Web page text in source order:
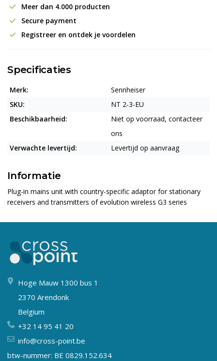
Meer dan 4.000 producten
Secure payment
Registreer en ontdek je voordelen
Specificaties
Merk:
Sennheiser
SKU:
NT 2-3-EU
Beschikbaarheid:
Niet op voorraad, contacteer
ons
Verwachte levertijd:
Levertijd op aanvraag
Informatie
Plug-in mains unit with country-specific adaptor for stationary
receivers and transmitters of evolution wireless G3 series
Hoge Mauw 1300 bus 1
2370 Arendonk
Belgium
+32 14 95 41 20
info@cross-point.be
btw-nummer: BE 0829.152.634